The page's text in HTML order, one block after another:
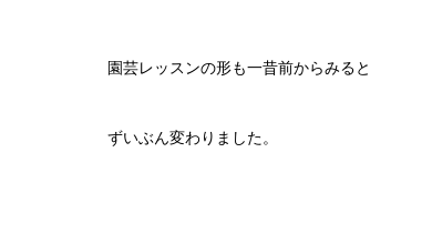
園芸レッスンの形も一昔前からみると
ずいぶん変わりました。